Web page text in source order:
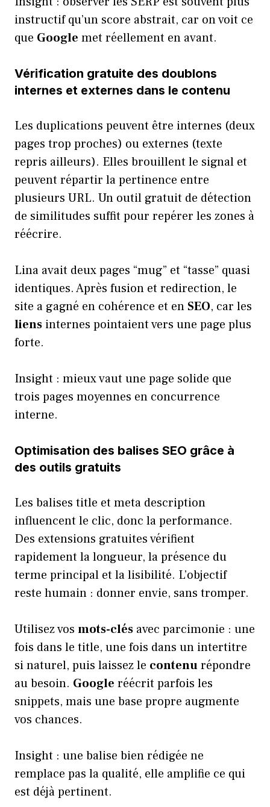
instructif qu’un score abstrait, car on voit ce
que Google met réellement en avant.
Vérification gratuite des doublons
internes et externes dans le contenu
Les duplications peuvent être internes (deux
pages trop proches) ou externes (texte
repris ailleurs). Elles brouillent le signal et
peuvent répartir la pertinence entre
plusieurs URL. Un outil gratuit de détection
de similitudes suffit pour repérer les zones à
réécrire.
Lina avait deux pages “mug” et “tasse” quasi
identiques. Après fusion et redirection, le
site a gagné en cohérence et en SEO, car les
liens internes pointaient vers une page plus
forte.
Insight : mieux vaut une page solide que
trois pages moyennes en concurrence
interne.
Optimisation des balises SEO grâce à
des outils gratuits
Les balises title et meta description
influencent le clic, donc la performance.
Des extensions gratuites vérifient
rapidement la longueur, la présence du
terme principal et la lisibilité. L’objectif
reste humain : donner envie, sans tromper.
Utilisez vos mots-clés avec parcimonie : une
fois dans le title, une fois dans un intertitre
si naturel, puis laissez le contenurépondre
au besoin. Google réécrit parfois les
snippets, mais une base propre augmente
vos chances.
Insight : une balise bien rédigée ne
remplace pas la qualité, elle amplifie ce qui
est déjà pertinent.